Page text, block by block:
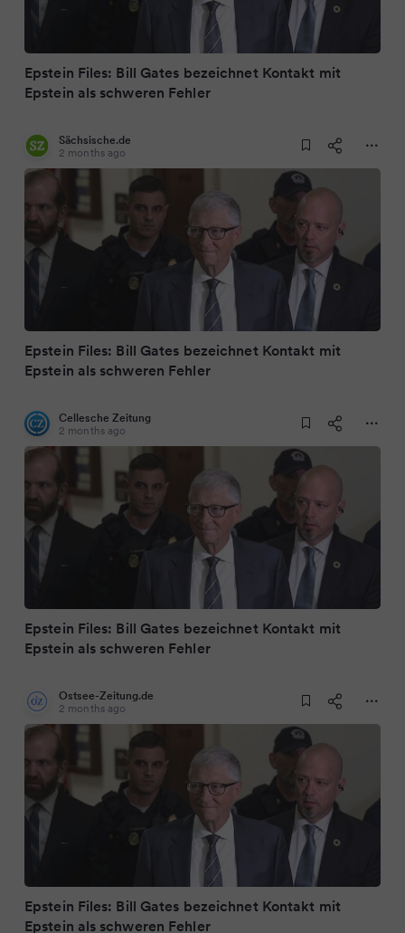
Epstein Files: Bill Gates bezeichnet Kontakt mit
Epstein als schweren Fehler
Sächsische.de
2 months ago
Epstein Files: Bill Gates bezeichnet Kontakt mit
Epstein als schweren Fehler
Cellesche Zeitung
2 months ago
Epstein Files: Bill Gates bezeichnet Kontakt mit
Epstein als schweren Fehler
Ostsee-Zeitung.de
2 months ago
Epstein Files: Bill Gates bezeichnet Kontakt mit
Epstein als schweren Fehler